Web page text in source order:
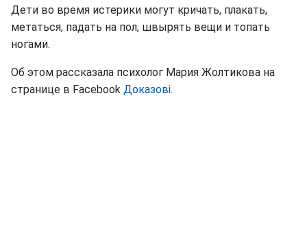
Дети во время истерики могут кричать, плакать,
метаться, падать на пол, швырять вещи и топать
ногами.
Об этом рассказала психолог Мария Жолтикова на
странице в Facebook Доказові.